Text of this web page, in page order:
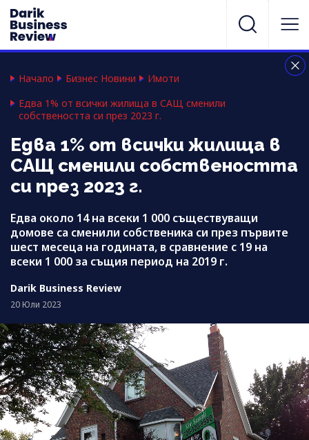
Начало Бизнес Новини
Имоти
Едва 1% от всички жилища в САЩ сменили
собствеността си през 2023 г.
Едва 1% от всички жилища в
САЩ сменили собствеността
си през 2023 г.
Едва около 14 на всеки 1 000 съществуващи
домове са сменили собственика си през първите
шест месеца на годината, в сравнение с 19 на
всеки 1 000 за същия период на 2019 г.
Darik Business Review
20 Юли 2023